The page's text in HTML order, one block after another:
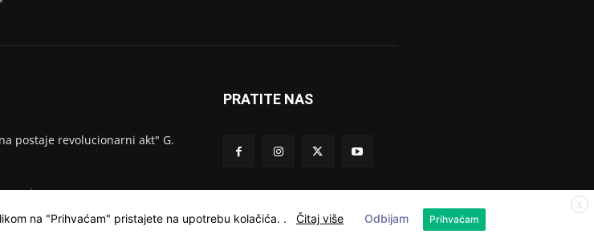
postaje revolucionarni akt" G.
PRATITE NAS
X
na "Prihvaćam" pristajete na upotrebu kolačića. . Čitaj više Odbijam Prihvaćam